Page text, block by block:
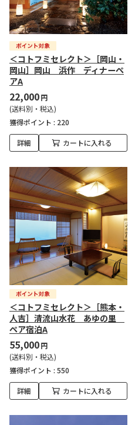
＜コトフミセレクト＞［岡山・
岡山］岡山 浜作 ディナーペ
アA
22,000円
(送料別・税込)
獲得ポイント : 220
詳細 カートに入れる
＜コトフミセレクト＞［熊本・
人吉］清流山水花 あゆの里
ペア宿泊A
55,000円
(送料別・税込)
獲得ポイント : 550
詳細 カートに入れる